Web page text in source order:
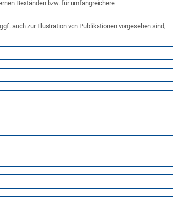
Beständen bzw. für umfangreichere
auch zur Illustration von Publikationen vorgesehen sind,